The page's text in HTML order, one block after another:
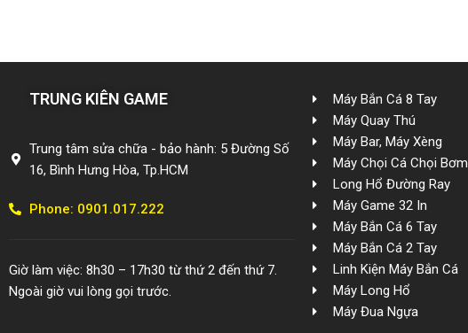
TRUNG KIÊN GAME
Trung tâm sửa chữa - bảo hành: 5 Đường Số
16, Bình Hưng Hòa, Tp.HCM
Phone: 0901.017.222
Giờ làm việc: 8h30 – 17h30 từ thứ 2 đến thứ 7.
Ngoài giờ vui lòng gọi trước.
Máy Bắn Cá 8 Tay
Máy Quay Thú
Máy Bar, Máy Xèng
Máy Chọi Cá Chọi Bơm
Long Hổ Đường Ray
Máy Game 32 In
Máy Bắn Cá 6 Tay
Máy Bắn Cá 2 Tay
Linh Kiện Máy Bắn Cá
Máy Long Hổ
Máy Đua Ngựa